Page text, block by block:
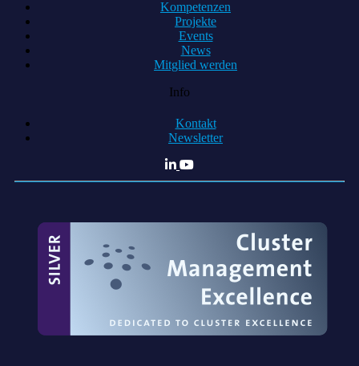
Kompetenzen
Projekte
Events
News
Mitglied werden
Info
Kontakt
Newsletter